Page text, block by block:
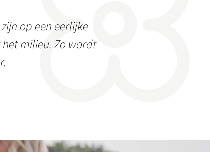
op een eerlijke
milieu. Zo wordt